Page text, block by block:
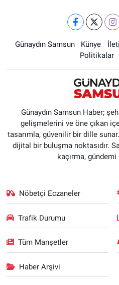
Günaydın Samsun Künye
Politikalar
Günaydın Samsun Haber;
gelişmelerini ve öne çıkan
tasarımla, güvenilir bir dille
dijital bir buluşma noktasıdır.
kaçırma,
Nöbetçi Eczaneler
Trafik Durumu
Tüm Manşetler
Haber Arşivi